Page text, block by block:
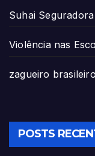
Suhai
Violência nas
zagueiro brasileiro
POSTS